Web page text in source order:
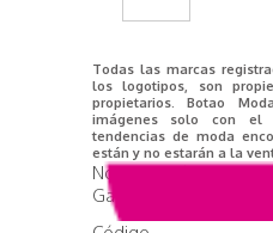
Todas las marcas
los logotipos, son
propietarios. Botao
imágenes solo con el
tendencias de moda
están y no estarán a la
Nombre del producto
Gabriela Q.